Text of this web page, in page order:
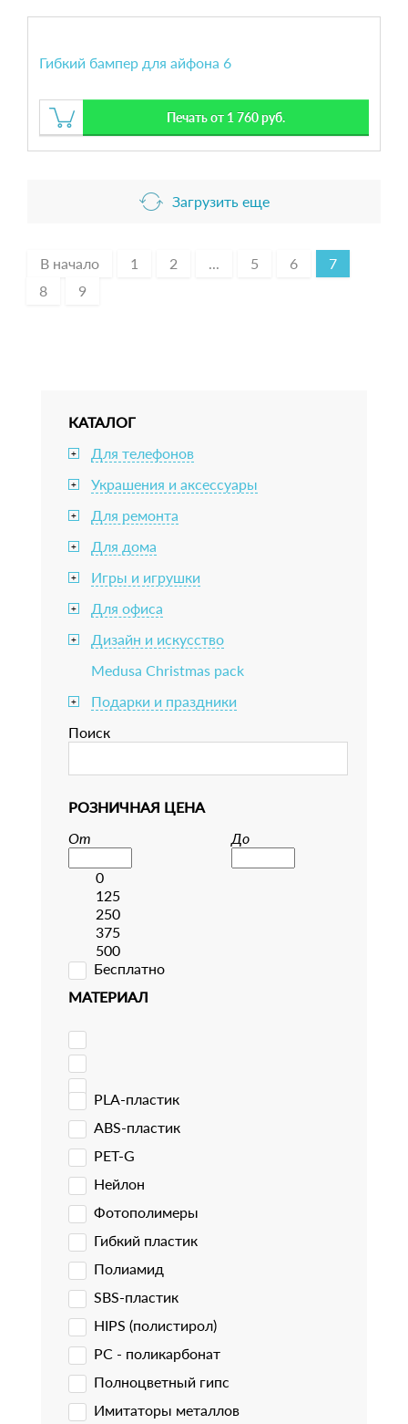
Гибкий бампер для айфона 6
Печать от 1 760 руб.
Загрузить еще
В начало 1 2 ... 5 6
7
8
9
КАТАЛОГ
+ Для телефонов
+ Украшения и аксессуары
+ Для ремонта
+ Для дома
+ Игры и игрушки
+ Для офиса
+
Дизайн и искусство
Medusa Christmas pack
+
Подарки и праздники
Поиск
РОЗНИЧНАЯ ЦЕНА
От
До
0
125
250
375
500
Бесплатно
МАТЕРИАЛ
PLA-пластик
ABS-пластик
PET-G
Нейлон
Фотополимеры
Гибкий пластик
Полиамид
SBS-пластик
HIPS (полистирол)
PC - поликарбонат
Полноцветный гипс
Имитаторы металлов